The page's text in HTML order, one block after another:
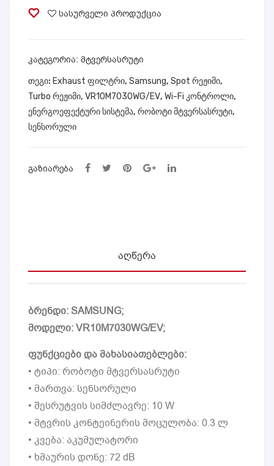
81V
37/
სასურველი პროდუქცია
ᲙᲐᲢᲔᲒᲝᲠᲘᲐ: მტვერსასრუტი
ᲗᲔᲒᲘ: Exhaust ფილტრი, Samsung, Spot რეჟიმი,
Turbo რეჟიმი, VR10M7030WG/EV, Wi-Fi კონტროლი,
ენერგოეფექტური სისტემა, რობოტი მტვერსასრუტი,
სენსორული
ᲒᲐᲖᲘᲐᲠᲔᲑᲐ
ᲐᲦᲬᲔᲠᲐ
ბრენდი: SAMSUNG;
მოდელი: VR10M7030WG/EV;
ფუნქციები და მახასიათებლები:
• ტიპი: რობოტი მტვერსასრუტი
• მართვა: სენსორული
• შესრუტვის სიმძლავრე: 10 W
• მტვრის კონტეინერის მოცულობა: 0.3 ლ
• კვება: აკუმულატორი
• ხმაურის დონე: 72 dB